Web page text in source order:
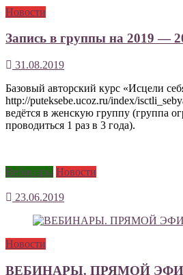
Новости
Запись в группы на 2019 —
31.08.2019
Базовый авторский курс «Исцели
http://puteksebe.ucoz.ru/index/
ведётся в женскую группу (группа
проводиться 1 раз в 3 года).
Вебинары Новости
23.06.2019
Новости
ВЕБИНАРЫ. ПРЯМОЙ